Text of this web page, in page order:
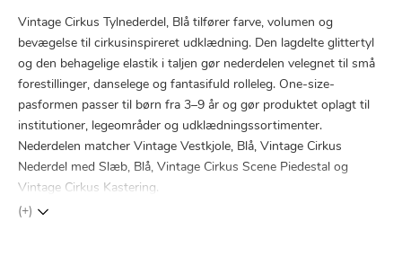
Vintage Cirkus Tylnederdel, Blå tilfører farve, volumen og
bevægelse til cirkusinspireret udklædning. Den lagdelte glittertyl
og den behagelige elastik i taljen gør nederdelen velegnet til små
forestillinger, danselege og fantasifuld rolleleg. One-size-
pasformen passer til børn fra 3–9 år og gør produktet oplagt til
institutioner, legeområder og udklædningssortimenter.
Nederdelen matcher Vintage Vestkjole, Blå, Vintage Cirkus
Nederdel med Slæb, Blå, Vintage Cirkus Scene Piedestal og
Vintage Cirkus Kastering.
(+)